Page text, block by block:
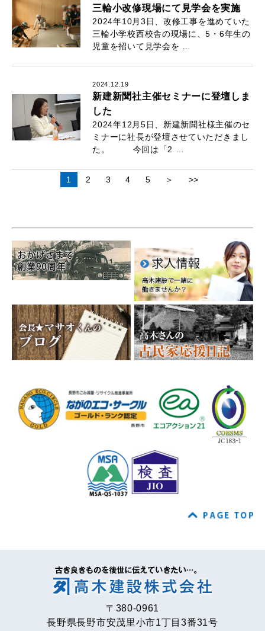
三輪小改修現場にて見学会を実施
2024年10月3日、改修工事を進めていた
三輪小学校西校舎の現場に、5・6年生の
児童を招いて見学会を …
2024.12.19
新建新聞社主催セミナーに登壇しま
した
2024年12月5日、新建新聞社様主催のセ
ミナーに社長が登壇させていただきまし
た。 今回は「2 …
1 2 3 4 5 ＞ >>
〒380-0961
長野県長野市安茂里小市1丁目3番31号